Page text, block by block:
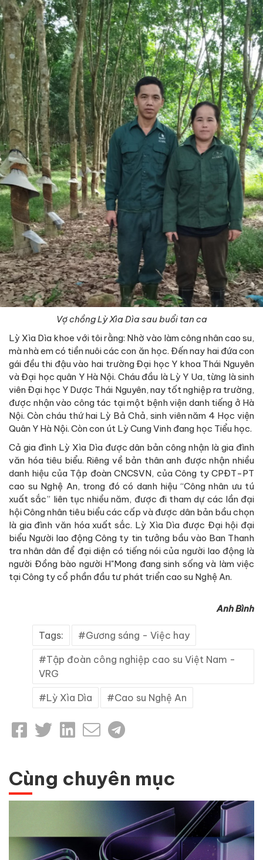
Vợ chồng Lỳ Xìa Dìa sau buổi tan ca
Lỳ Xìa Dìa khoe với tôi rằng: Nhờ vào làm công nhân cao su,
mà nhà em có tiền nuôi các con ăn học. Đến nay hai đứa con
gái đều thi đậu vào hai trường Đại học Y khoa Thái Nguyên
và Đại học quân Y Hà Nội. Cháu đầu là Lỳ Y Ua, từng là sinh
viên Đại học Y Dược Thái Nguyên, nay tốt nghiệp ra trường,
được nhận vào công tác tại một bệnh viện danh tiếng ở Hà
Nội. Còn cháu thứ hai Lỳ Bả Chả, sinh viên năm 4 Học viện
Quân Y Hà Nội. Còn con út Lỳ Cung Vinh đang học Tiểu học.
Cả gia đình Lỳ Xìa Dìa được dân bản công nhận là gia đình
văn hóa tiêu biểu. Riêng về bản thân anh được nhận nhiều
danh hiệu của Tập đoàn CNCSVN, của Công ty CPĐT-PT
cao su Nghệ An, trong đó có danh hiệu “Công nhân ưu tú
xuất sắc” liên tục nhiều năm, được đi tham dự các lần đại
hội Công nhân tiêu biểu các cấp và được dân bản bầu chọn
là gia đình văn hóa xuất sắc. Lỳ Xìa Dìa được Đại hội đại
biểu Người lao động Công ty tin tưởng bầu vào Ban Thanh
tra nhân dân để đại diện có tiếng nói của người lao động là
người Đồng bào người H"Mong đang sinh sống và làm việc
tại Công ty cổ phần đầu tư phát triển cao su Nghệ An.
Anh Bình
Tags: Gương sáng - Việc hay
Tập đoàn công nghiệp cao su Việt Nam -
VRG
Lỳ Xìa Dìa Cao su Nghệ An
Cùng chuyên mục